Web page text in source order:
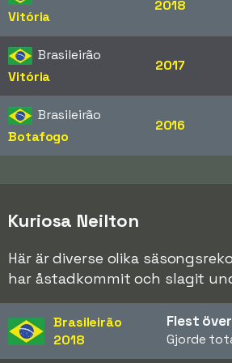
Vitória
2018
Brasileirão
Vitória
2017
Brasileirão
Botafogo
2016
Kuriosa Neilton
Här är diverse olika
har åstadkommit och slagit
Brasileirão
2018
Flest
Gjorde